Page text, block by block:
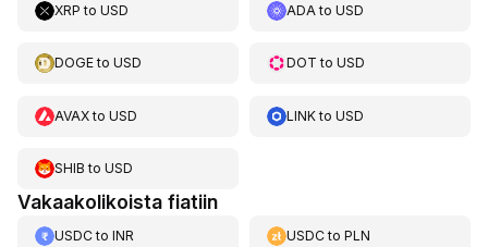
XRP to USD ADA toUSD
DOGEto USD DOT toUSD
AVAXto USD LINKtoUSD
SHIB to USD
Vakaakolikoista fiatiin
USDCto INR USDCtoPLN